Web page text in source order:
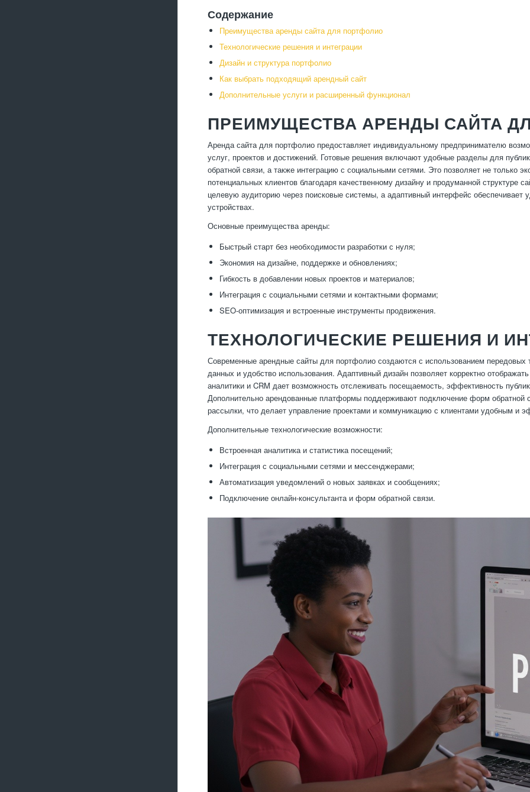
Содержание
Преимущества аренды сайта для портфолио
Технологические решения и интеграции
Дизайн и структура портфолио
Как выбрать подходящий арендный сайт
Дополнительные услуги и расширенный функционал
ПРЕИМУЩЕСТВА АРЕНДЫ САЙТА
Аренда сайта для портфолио предоставляет индивидуальному предпринимателю
услуг, проектов и достижений. Готовые решения включают удобные разделы для
обратной связи, а также интеграцию с социальными сетями. Это позволяет не только
потенциальных клиентов благодаря качественному дизайну и продуманной структуре
целевую аудиторию через поисковые системы, а адаптивный интерфейс обеспечивает
устройствах.
Основные преимущества аренды:
Быстрый старт без необходимости разработки с нуля;
Экономия на дизайне, поддержке и обновлениях;
Гибкость в добавлении новых проектов и материалов;
Интеграция с социальными сетями и контактными формами;
SEO-оптимизация и встроенные инструменты продвижения.
ТЕХНОЛОГИЧЕСКИЕ РЕШЕНИЯ И
Современные арендные сайты для портфолио создаются с использованием
данных и удобство использования. Адаптивный дизайн позволяет корректно
аналитики и CRM дает возможность отслеживать посещаемость, эффективность
Дополнительно арендованные платформы поддерживают подключение форм обратной
рассылки, что делает управление проектами и коммуникацию с клиентами удобным и
Дополнительные технологические возможности:
Встроенная аналитика и статистика посещений;
Интеграция с социальными сетями и мессенджерами;
Автоматизация уведомлений о новых заявках и сообщениях;
Подключение онлайн-консультанта и форм обратной связи.